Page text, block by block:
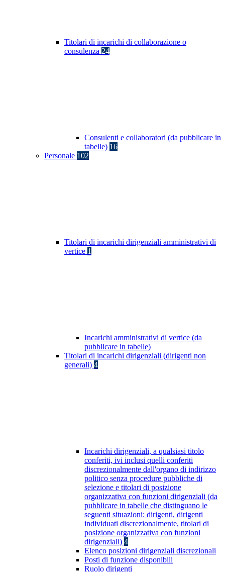
Titolari di incarichi di collaborazione o
consulenza 24
Consulenti e collaboratori (da pubblicare in
tabelle) 16
Personale 102
Titolari di incarichi dirigenziali amministrativi di
vertice 1
Incarichi amministrativi di vertice (da
pubblicare in tabelle)
Titolari di incarichi dirigenziali (dirigenti non
generali) 4
Incarichi dirigenziali, a qualsiasi titolo
conferiti, ivi inclusi quelli conferiti
discrezionalmente dall'organo di indirizzo
politico senza procedure pubbliche di
selezione e titolari di posizione
organizzativa con funzioni dirigenziali (da
pubblicare in tabelle che distinguano le
seguenti situazioni: dirigenti, dirigenti
individuati discrezionalmente, titolari di
posizione organizzativa con funzioni
dirigenziali) 4
Elenco posizioni dirigenziali discrezionali
Posti di funzione disponibili
Ruolo dirigenti